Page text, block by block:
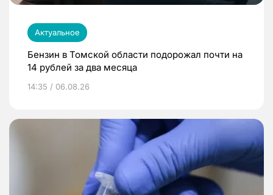
Актуальное
Бензин в Томской области подорожал почти на
14 рублей за два месяца
14:35 / 06.08.26